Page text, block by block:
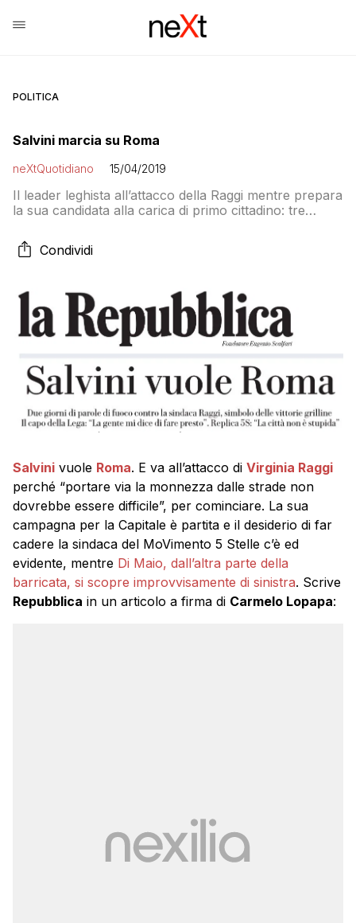
POLITICA
Salvini marcia su Roma
neXtQuotidiano 15/04/2019
Il leader leghista all’attacco della Raggi mentre prepara
la sua candidata alla carica di primo cittadino: tre
Condividi
Salvini vuole Roma. E va all’attacco di Virginia Raggi
perché “portare via la monnezza dalle strade non
dovrebbe essere difficile”, per cominciare. La sua
campagna per la Capitale è partita e il desiderio di far
cadere la sindaca del MoVimento 5 Stelle c’è ed
evidente, mentre Di Maio, dall’altra parte della
barricata, si scopre improvvisamente di sinistra. Scrive
Repubblica in un articolo a firma di Carmelo Lopapa: